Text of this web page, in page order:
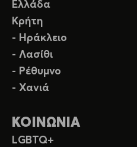
Ελλάδα
Κρήτη
- Ηράκλειο
- Λασίθι
- Ρέθυμνο
- Χανιά
ΚΟΙΝΩΝΙΑ
LGBTQ+